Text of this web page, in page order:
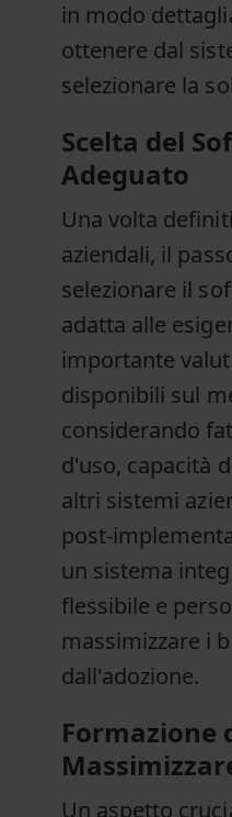
in modo
ottenere dal
selezionare la
Scelta del
Adeguato
Una volta
aziendali, il
selezionare il
adatta alle
importante
disponibili sul
considerando
d'uso, capacità
altri sistemi
post-
un sistema
flessibile e
massimizzare i
dall'adozione.
Formazione
Un aspetto